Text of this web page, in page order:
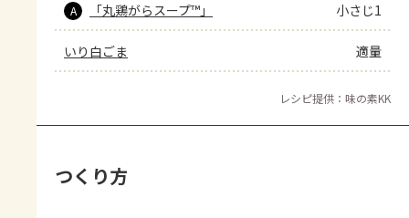
A 「丸鶏がらスープ™」 小さじ1
いり白ごま 適量
レシピ提供：味の素KK
つくり方